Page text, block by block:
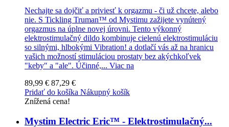
Nechajte sa dojčiť a priviesť k orgazmu - či už chcete, alebo
nie. S Tickling Truman™ od Mystimu zažijete vynútený
orgazmus na úplne novej úrovni. Tento výkonný
elektrostimulačný dildo kombinuje cielenú elektrostimuláciu
so silnými, hlbokými Vibration! a dotlačí vás až na hranicu
vašich možností stimuláciou prostaty bez akýchkoľvek
"keby" a "ale". Účinné,... Viac na
89,99 € 87,29 €
Pridať do košíka Nákupný košík
Znížená cena!
Mystim Electric Eric™ - Elektrostimulačný...